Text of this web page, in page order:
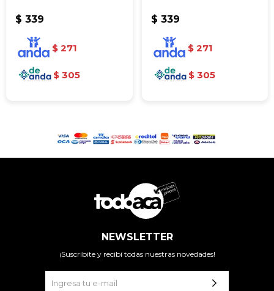
$ 339
$ 271
$ 305
$ 339
$ 271
$ 305
NEWSLETTER
¡Suscribite y recibí todas nuestras novedades!